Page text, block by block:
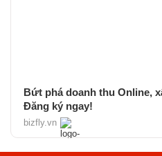
Bứt phá doanh thu Online,
Đăng ký ngay!
bizfly.vn